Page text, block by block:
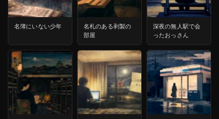
名簿にいない少年
名札のある剥製の
部屋
深夜の無人駅で会
ったおっさん